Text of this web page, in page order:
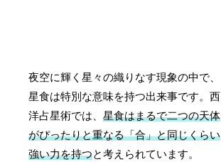
夜空に輝く星々の織りなす現象の中で、
星食は特別な意味を持つ出来事です。西
洋占星術では、星食はまるで二つの天体
がぴったりと重なる「合」と同じくらい
強い力を持つと考えられています。